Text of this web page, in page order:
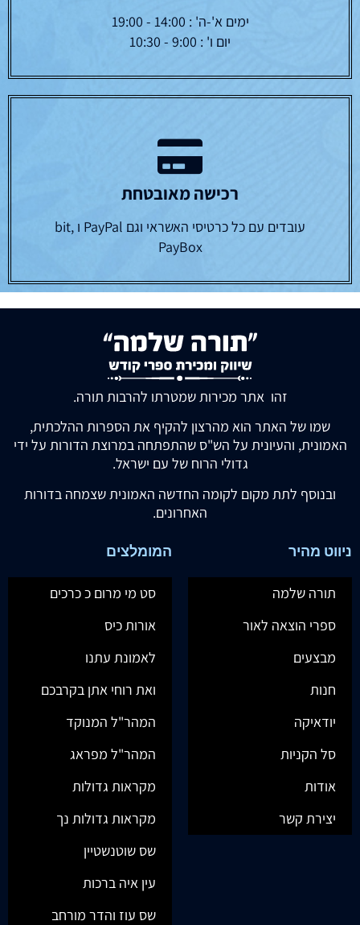
ימים א'-ה' : 14:00 - 19:00
יום ו' : 9:00 - 10:30
רכישה מאובטחת
עובדים עם כל כרטיסי האשראי וגם PayPal ו bit,
PayBox
זהו אתר מכירות שמטרתו להרבות תורה.
שמו של האתר הוא מהרצון להקיף את הספרות ההלכתית,
האמונית, והעיונית על הש"ס שהתפתחה במרוצת הדורות על ידי
גדולי הרוח של עם ישראל.
ובנוסף לתת מקום לקומה החדשה האמונית שצמחה בדורות
האחרונים.
ניווט מהיר
תורה שלמה
ספרי הוצאה לאור
מבצעים
חנות
יודאיקה
סל הקניות
אודות
יצירת קשר
המומלצים
סט מי מרום כ כרכים
אורות כיס
לאמונת עתנו
ואת רוחי אתן בקרבכם
המהר"ל המנוקד
המהר"ל מפראג
מקראות גדולות
מקראות גדולות נך
שס שוטנשטיין
עין איה ברכות
שס עוז והדר מורחב